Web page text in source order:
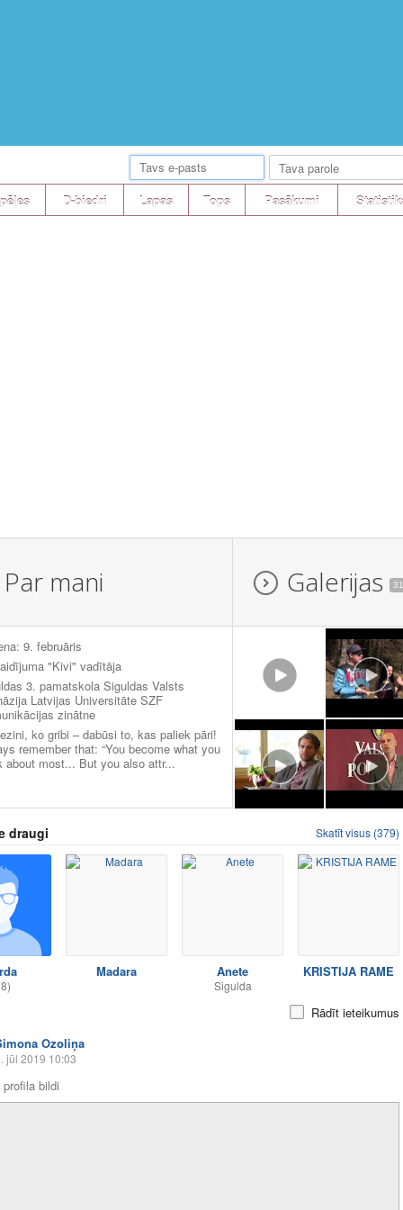
D-biedri Lapas Tops Pasākumi
Par mani Galerijas 31
9. februāris
"Kivi" vadītāja
3. pamatskola Siguldas Valsts
Latvijas Universitāte SZF
zinātne
ko gribi – dabūsi to, kas paliek pāri!
remember that: “You become what you
about most... But you also attr...
draugi Skatīt visus (379)
Madara Anete
Sigulda
KRISTIJA RAME
Rādīt ieteikumus
Ozoliņa
jūl 2019 10:03
bildi